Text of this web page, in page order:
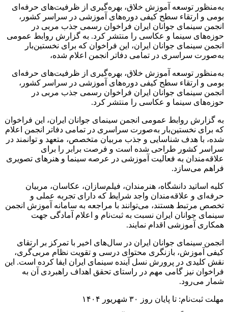
به‌منظور توسعه آموزش خلاق، بهره‌گیری از ظرفیت‌های حرفه‌ای
بومی و ارتقاء سطح کیفی دوره‌های آموزشی در سراسر کشور،
انجمن سینمای جوانان ایران فراخوان رسمی جذب مربی در
حوزه‌های سینما و عکاسی را منتشر کرد. به گزارش روابط عمومی
انجمن سینمای جوانان ایران، این فراخوان که برای نخستین‌بار
به‌صورت سراسری در تمامی دفاتر انجمن اعلام شده،
به‌منظور توسعه آموزش خلاق، بهره‌گیری از ظرفیت‌های حرفه‌ای
بومی و ارتقاء سطح کیفی دوره‌های آموزشی در سراسر کشور،
انجمن سینمای جوانان ایران فراخوان رسمی جذب مربی در
حوزه‌های سینما و عکاسی را منتشر کرد.
به گزارش روابط عمومی انجمن سینمای جوانان ایران، این فراخوان
که برای نخستین‌بار به‌صورت سراسری در تمامی دفاتر انجمن اعلام
شده، با هدف شناسایی و جذب مربیان متخصص، متعهد و توانمند در
سراسر کشور طراحی شده است و فرصت برابر را برای
علاقه‌مندان به فعالیت آموزشی در عرصه سینما و هنرهای تصویری
فراهم می‌سازد.
کلیه اساتید دانشگاه، هنرمندان، فیلم‌سازان، عکاسان، مربیان
حرفه‌ای و علاقه‌مندان واجد شرایط که دارای تجربه عملی و
تخصص مرتبط هستند، می‌توانند با مراجعه به سامانه آموزش انجمن
سینمای جوانان ایران نسبت به ثبت‌نام و اعلام آمادگی جهت
همکاری آموزشی اقدام نمایند.
انجمن سینمای جوانان ایران در سال‌های اخیر با تمرکز بر ارتقای
کیفی آموزش، بازنگری محتوای درسی و تقویت نظام مربی‌گری،
نقش کلیدی در پرورش نسل آینده سینمای ایران ایفا کرده است. این
فراخوان نیز گامی مهم در راستای تحقق اهداف راهبردی آن به
شمار می‌رود.
مهلت ثبت‌نام: تا پایان روز ۳۰ شهریور ۱۴۰۴